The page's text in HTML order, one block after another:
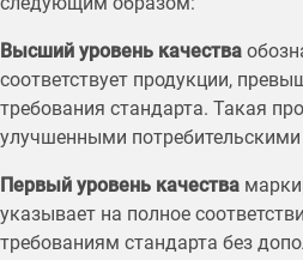
Высший уровень качества
соответствует продукции,
требования стандарта. Такая
улучшенными
Первый уровень качества
указывает на полное
требованиям стандарта без